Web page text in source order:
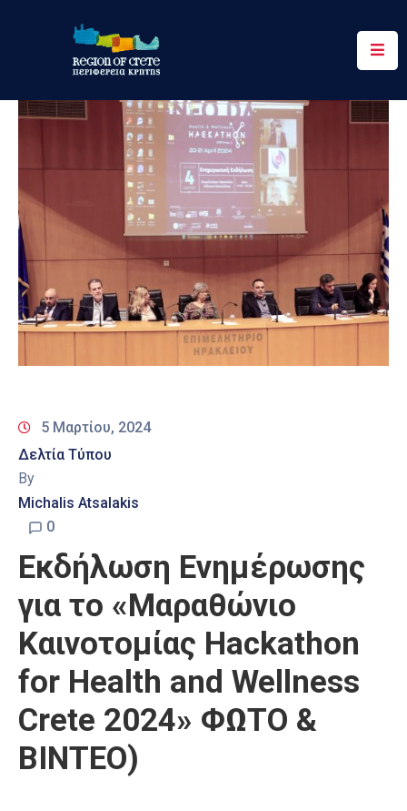
Περιφέρεια
Ενημέρωση
&
Δράσεις
Ψηφιακές
Υπηρεσίες
Επικοινωνία
5 Μαρτίου, 2024
Δελτία Τύπου
By
Michalis Atsalakis
0
Εκδήλωση Ενημέρωσης
για το «Μαραθώνιο
Καινοτομίας Hackathon
for Health and Wellness
Crete 2024» ΦΩΤΟ &
ΒΙΝΤΕΟ)